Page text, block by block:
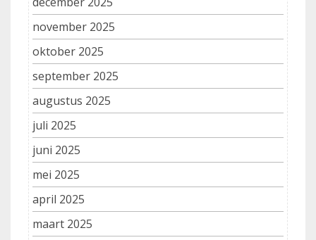
november 2025
oktober 2025
september 2025
augustus 2025
juli 2025
juni 2025
mei 2025
april 2025
maart 2025